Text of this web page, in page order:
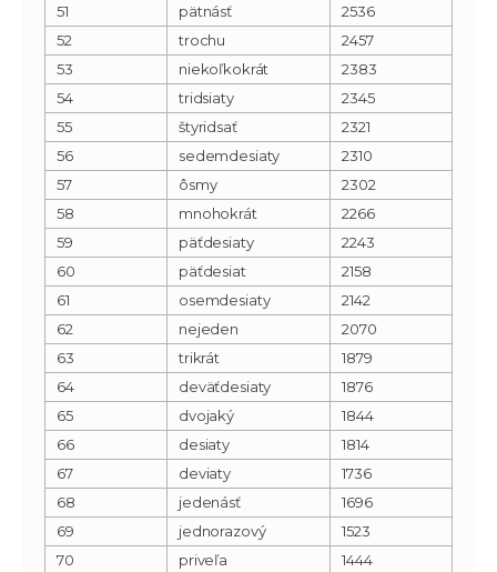
51
pätnásť
2536
52
trochu
2457
53
niekoľkokrát
2383
54
tridsiaty
2345
55
štyridsať
2321
56
sedemdesiaty
2310
57
ôsmy
2302
58
mnohokrát
2266
59
päťdesiaty
2243
60
päťdesiat
2158
61
osemdesiaty
2142
62
nejeden
2070
63
trikrát
1879
64
deväťdesiaty
1876
65
dvojaký
1844
66
desiaty
1814
67
deviaty
1736
68
jedenásť
1696
69
jednorazový
1523
70
priveľa
1444